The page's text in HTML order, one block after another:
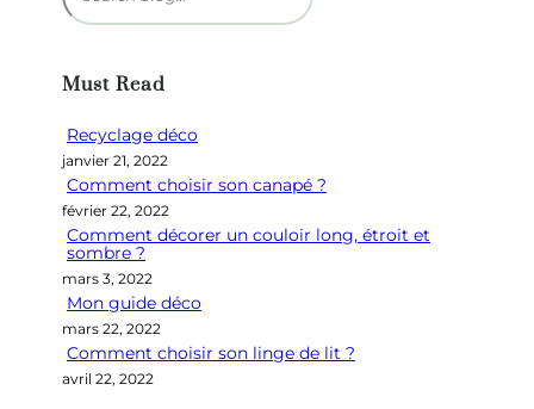
e
e
c
h
e
Must Read
Recyclage déco
janvier 21, 2022
Comment choisir son canapé ?
février 22, 2022
Comment décorer un couloir long, étroit et
sombre ?
mars 3, 2022
Mon guide déco
mars 22, 2022
Comment choisir son linge de lit ?
avril 22, 2022